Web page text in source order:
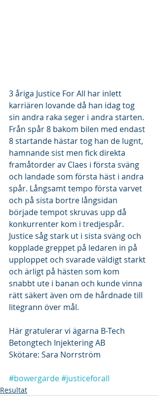
3 åriga Justice For All har inlett
karriären lovande då han idag tog
sin andra raka seger i andra starten.
Från spår 8 bakom bilen med endast
8 startande hästar tog han de lugnt,
hamnande sist men fick direkta
framåtorder av Claes i första sväng
och landade som första häst i andra
spår. Långsamt tempo första varvet
och på sista bortre långsidan
började tempot skruvas upp då
konkurrenter kom i tredjespår.
Justice såg stark ut i sista sväng och
kopplade greppet på ledaren in på
upploppet och svarade väldigt starkt
och ärligt på hästen som kom
snabbt ute i banan och kunde vinna
rätt säkert även om de hårdnade till
litegrann över mål.
Här gratulerar vi ägarna B-Tech
Betongtech Injektering AB
Skötare: Sara Norrström
#bowergarde#justiceforall
Resultat